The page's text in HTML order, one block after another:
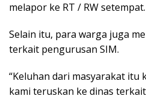
melapor ke RT / RW setempat.
Selain itu, para warga juga
terkait pengurusan SIM.
“Keluhan dari masyarakat itu
kami teruskan ke dinas